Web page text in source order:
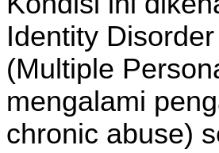
Identity
(Multiple
mengalami
chronic abuse)